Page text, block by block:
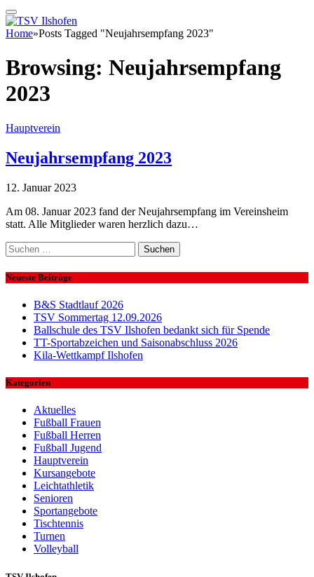
Home»Posts Tagged "Neujahrsempfang 2023"
Browsing: Neujahrsempfang
2023
Hauptverein
Neujahrsempfang 2023
12. Januar 2023
Am 08. Januar 2023 fand der Neujahrsempfang im Vereinsheim
statt. Alle Mitglieder waren herzlich dazu…
Suchen
nach:
Neueste Beiträge
B&S Stadtlauf 2026
TSV Sommertag 12.09.2026
Ballschule des TSV Ilshofen bedankt sich für Spende
TT-Sportabzeichen und Saisonabschluss 2026
Kila-Wettkampf Ilshofen
Kategorien
Aktuelles
Fußball Frauen
Fußball Herren
Fußball Jugend
Hauptverein
Kursangebote
Leichtathletik
Senioren
Sportangebote
Tischtennis
Turnen
Volleyball